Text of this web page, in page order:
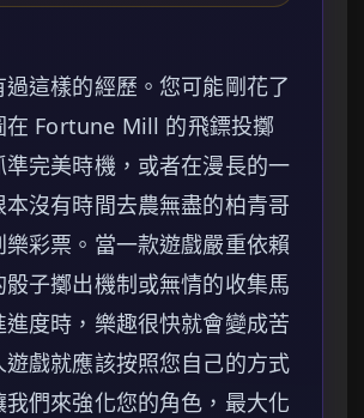
這樣的經歷。您可能剛花了
在 Fortune Mill 的飛鏢投擲
完美時機，或者在漫長的一
本沒有時間去農無盡的柏青哥
樂彩票。當一款遊戲嚴重依賴
骰子擲出機制或無情的收集馬
進度時，樂趣很快就會變成苦
遊戲就應該按照您自己的方式
我們來強化您的角色，最大化